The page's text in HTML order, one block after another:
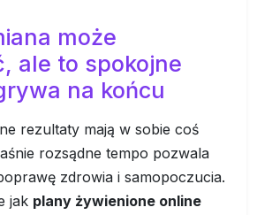
może
ale to spokojne
na końcu
rezultaty mają w sobie coś
rozsądne tempo pozwala
zdrowia i samopoczucia.
jak plany żywienione online